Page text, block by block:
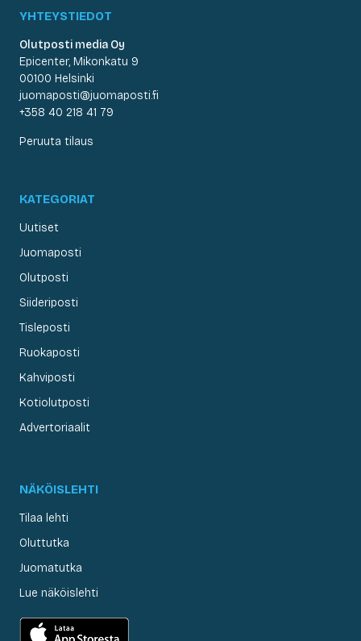
YHTEYSTIEDOT
Olutposti media Oy
Epicenter, Mikonkatu 9
00100 Helsinki
juomaposti@juomaposti.fi
+358 40 218 41 79
Peruuta tilaus
KATEGORIAT
Uutiset
Juomaposti
Olutposti
Siideriposti
Tisleposti
Ruokaposti
Kahviposti
Kotiolutposti
Advertoriaalit
NÄKÖISLEHTI
Tilaa lehti
Oluttutka
Juomatutka
Lue näköislehti